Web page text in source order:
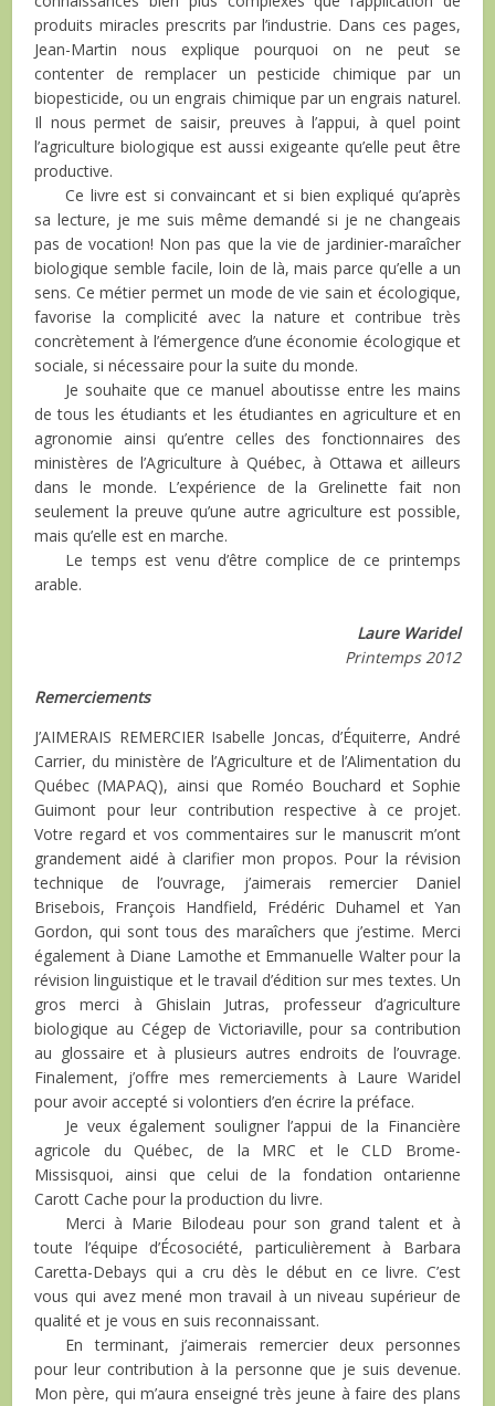
produits miracles prescrits par l’industrie. Dans ces pages,
Jean-Martin nous explique pourquoi on ne peut se
contenter de remplacer un pesticide chimique par un
biopesticide, ou un engrais chimique par un engrais naturel.
Il nous permet de saisir, preuves à l’appui, à quel point
l’agriculture biologique est aussi exigeante qu’elle peut être
productive.
Ce livre est si convaincant et si bien expliqué qu’après
sa lecture, je me suis même demandé si je ne changeais
pas de vocation! Non pas que la vie de jardinier-maraîcher
biologique semble facile, loin de là, mais parce qu’elle a un
sens. Ce métier permet un mode de vie sain et écologique,
favorise la complicité avec la nature et contribue très
concrètement à l’émergence d’une économie écologique et
sociale, si nécessaire pour la suite du monde.
Je souhaite que ce manuel aboutisse entre les mains
de tous les étudiants et les étudiantes en agriculture et en
agronomie ainsi qu’entre celles des fonctionnaires des
ministères de l’Agriculture à Québec, à Ottawa et ailleurs
dans le monde. L’expérience de la Grelinette fait non
seulement la preuve qu’une autre agriculture est possible,
mais qu’elle est en marche.
Le temps est venu d’être complice de ce printemps
arable.
Laure Waridel
Printemps 2012
Remerciements
J’AIMERAIS REMERCIERIsabelle Joncas, d’Équiterre, André
Carrier, du ministère de l’Agriculture et de l’Alimentation du
Québec (MAPAQ), ainsi que Roméo Bouchard et Sophie
Guimont pour leur contribution respective à ce projet.
Votre regard et vos commentaires sur le manuscrit m’ont
grandement aidé à clarifier mon propos. Pour la révision
technique de l’ouvrage, j’aimerais remercier Daniel
Brisebois, François Handfield, Frédéric Duhamel et Yan
Gordon, qui sont tous des maraîchers que j’estime. Merci
également à Diane Lamothe et Emmanuelle Walter pour la
révision linguistique et le travail d’édition sur mes textes. Un
gros merci à Ghislain Jutras, professeur d’agriculture
biologique au Cégep de Victoriaville, pour sa contribution
au glossaire et à plusieurs autres endroits de l’ouvrage.
Finalement, j’offre mes remerciements à Laure Waridel
pour avoir accepté si volontiers d’en écrire la préface.
Je veux également souligner l’appui de la Financière
agricole du Québec, de la MRC et le CLD Brome-
Missisquoi, ainsi que celui de la fondation ontarienne
Carott Cache pour la production du livre.
Merci à Marie Bilodeau pour son grand talent et à
toute l’équipe d’Écosociété, particulièrement à Barbara
Caretta-Debays qui a cru dès le début en ce livre. C’est
vous qui avez mené mon travail à un niveau supérieur de
qualité et je vous en suis reconnaissant.
En terminant, j’aimerais remercier deux personnes
pour leur contribution à la personne que je suis devenue.
Mon père, qui m’aura enseigné très jeune à faire des plans